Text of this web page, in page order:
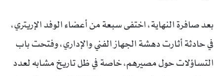
بعد صافرة النهاية، اختفى سبعة من أعضاء الوفد الإريتري،
في حادثة أثارت دهشة الجهاز الفني والإداري، وفتحت باب
التساؤلات حول مصيرهم، خاصة في ظل تاريخ مشابه لعدد